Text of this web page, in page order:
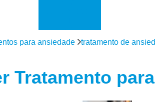
dependência
Tratamentos
Tratamentos
para ansiedade tratamento de
Tratamento